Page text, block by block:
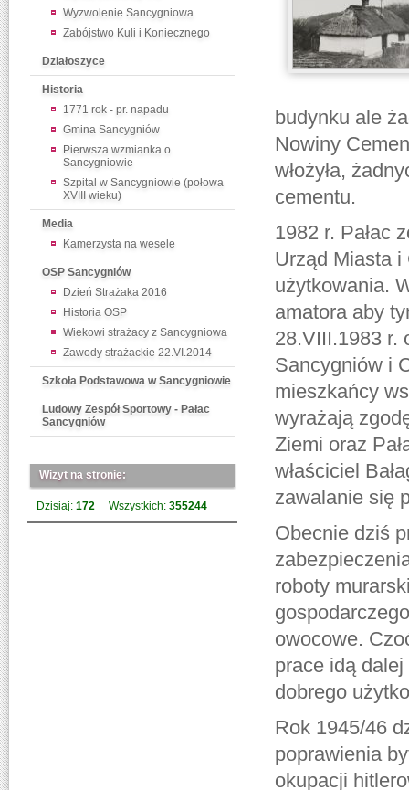
Wyzwolenie Sancygniowa
Zabójstwo Kuli i Koniecznego
Działoszyce
Historia
1771 rok - pr. napadu
Gmina Sancygniów
Pierwsza wzmianka o
Sancygniowie
Szpital w Sancygniowie (połowa
XVIII wieku)
Media
Kamerzysta na wesele
OSP Sancygniów
Dzień Strażaka 2016
Historia OSP
Wiekowi strażacy z Sancygniowa
Zawody strażackie 22.VI.2014
Szkoła Podstawowa w Sancygniowie
Ludowy Zespół Sportowy - Pałac
Sancygniów
Wizyt na stronie:
Dzisiaj: 172 Wszystkich: 355244
budynku ale
Nowiny
włożyła,
cementu.
1982 r. Pałac
Urząd Miasta i
użytkowania.
amatora aby
28.VIII.1983 r.
Sancygniów i
mieszkańcy
wyrażają
Ziemi oraz
właściciel
zawalanie się
Obecnie dziś
roboty
owocowe.
prace idą
dobrego
Rok 1945/46
poprawienia
okupacji